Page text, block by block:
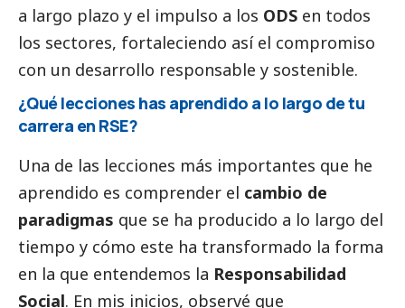
a largo plazo y el impulso a los ODS en todos
los sectores, fortaleciendo así el compromiso
con un desarrollo responsable y sostenible.
¿Qué lecciones has aprendido a lo largo de tu
carrera en RSE?
Una de las lecciones más importantes que he
aprendido es comprender el cambio de
paradigmas que se ha producido a lo largo del
tiempo y cómo este ha transformado la forma
en la que entendemos la Responsabilidad
Social. En mis inicios, observé que